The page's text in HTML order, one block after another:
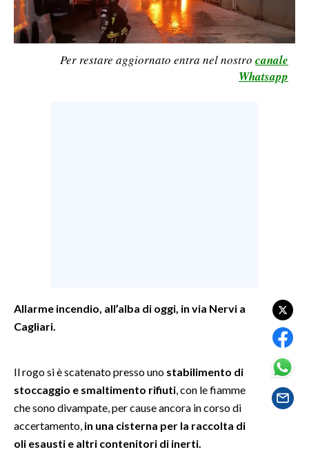
SERVIZI ALLE IMPRESE
LAVORO
CULTURA
GOSSIP
SALUTE
SARDEGNA TURISMO
Per restare aggiornato entra nel nostro canale
Whatsapp
Allarme incendio, all’alba di oggi, in via Nervi a
Cagliari.
Il rogo si è scatenato presso uno stabilimento di
stoccaggio e smaltimento rifiuti , con le fiamme
che sono divampate, per cause ancora in corso di
accertamento, in una cisterna per la raccolta di
oli esausti e altri contenitori di inerti.